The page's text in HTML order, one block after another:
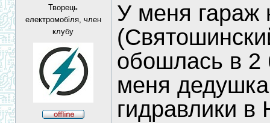
Творець
електромобіля, член
клубу
У меня гараж
обошлась в 2
меня
гидравлики